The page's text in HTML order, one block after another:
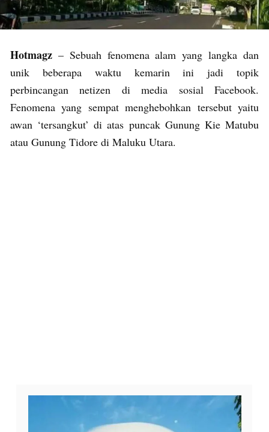
Hotmagz – Sebuah fenomena alam yang langka dan
unik beberapa waktu kemarin ini jadi topik
perbincangan netizen di media sosial Facebook.
Fenomena yang sempat menghebohkan tersebut yaitu
awan ‘tersangkut’ di atas puncak Gunung Kie Matubu
atau Gunung Tidore di Maluku Utara.